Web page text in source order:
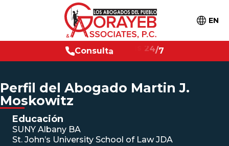
EN
Consulta 24/7
Perfil del Abogado Martin J.
Moskowitz
Educación
SUNY Albany BA
St. John’s University School of Law JDA